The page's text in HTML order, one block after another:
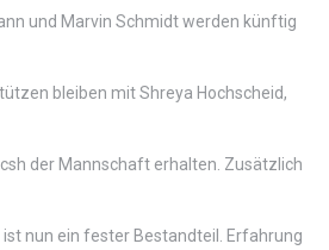
und Marvin Schmidt werden künftig
bleiben mit Shreya Hochscheid,
der Mannschaft erhalten. Zusätzlich
ist nun ein fester Bestandteil. Erfahrung